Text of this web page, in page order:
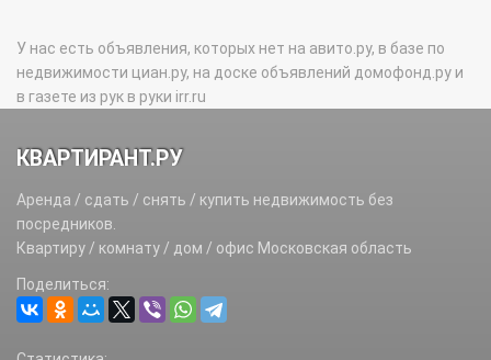
У нас есть объявления, которых нет на авито.ру, в базе по
недвижимости циан.ру, на доске объявлений домофонд.ру и
в газете из рук в руки irr.ru
КВАРТИРАНТ.РУ
Аренда / сдать / снять / купить недвижимость без
посредников.
Квартиру / комнату / дом / офис Московская область
Поделиться: